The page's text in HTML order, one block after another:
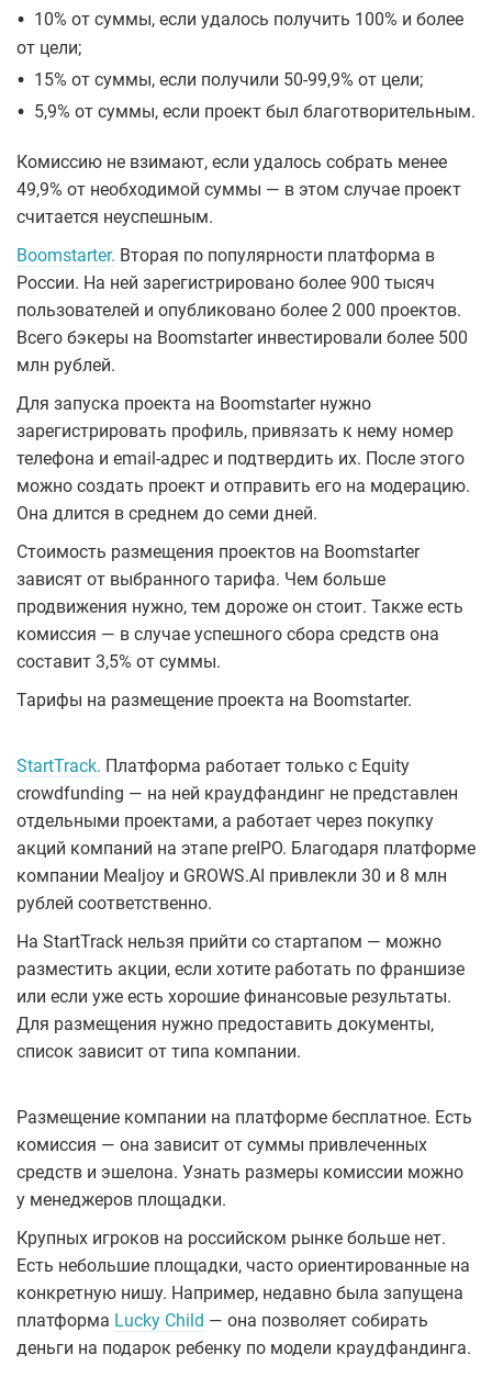
• 10% от суммы, если удалось получить 100% и более
от цели;
• 15% от суммы, если получили 50-99,9% от цели;
• 5,9% от суммы, если проект был благотворительным.
Комиссию не взимают, если удалось собрать менее
49,9% от необходимой суммы — в этом случае проект
считается неуспешным.
Boomstarter. Вторая по популярности платформа в
России. На ней зарегистрировано более 900 тысяч
пользователей и опубликовано более 2 000 проектов.
Всего бэкеры на Boomstarter инвестировали более 500
млн рублей.
Для запуска проекта на Boomstarter нужно
зарегистрировать профиль, привязать к нему номер
телефона и email-адрес и подтвердить их. После этого
можно создать проект и отправить его на модерацию.
Она длится в среднем до семи дней.
Стоимость размещения проектов на Boomstarter
зависят от выбранного тарифа. Чем больше
продвижения нужно, тем дороже он стоит. Также есть
комиссия — в случае успешного сбора средств она
составит 3,5% от суммы.
Тарифы на размещение проекта на Boomstarter.
StartTrack. Платформа работает только с Equity
crowdfunding — на ней краудфандинг не представлен
отдельными проектами, а работает через покупку
акций компаний на этапе preIPO. Благодаря платформе
компании Mealjoy и GROWS.AI привлекли 30 и 8 млн
рублей соответственно.
На StartTrack нельзя прийти со стартапом — можно
разместить акции, если хотите работать по франшизе
или если уже есть хорошие финансовые результаты.
Для размещения нужно предоставить документы,
список зависит от типа компании.
Размещение компании на платформе бесплатное. Есть
комиссия — она зависит от суммы привлеченных
средств и эшелона. Узнать размеры комиссии можно
у менеджеров площадки.
Крупных игроков на российском рынке больше нет.
Есть небольшие площадки, часто ориентированные на
конкретную нишу. Например, недавно была запущена
платформа Lucky Child — она позволяет собирать
деньги на подарок ребенку по модели краудфандинга.